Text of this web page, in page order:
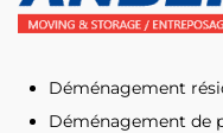
Déménagement
Déménagement de